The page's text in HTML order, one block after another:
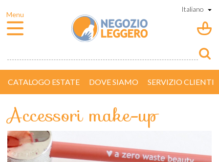
CATALOGO ESTATE DOVE SIAMO SERVIZIO CLIENTI
Accessori make-up